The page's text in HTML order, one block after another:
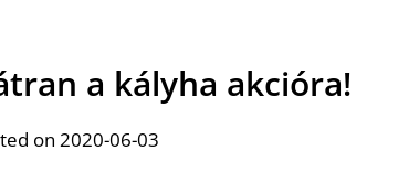
a kályha akcióra!
on 2020-06-03